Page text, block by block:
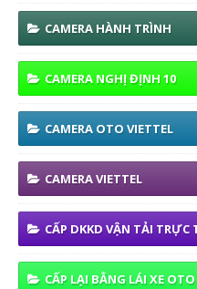
CAMERA HÀNH TRÌNH
CAMERA NGHỊ ĐỊNH 10
CAMERA OTO VIETTEL
CAMERA VIETTEL
CẤP DKKD VẬN TẢI TRỰC
CẤP LẠI BẰNG LÁI XE OTO